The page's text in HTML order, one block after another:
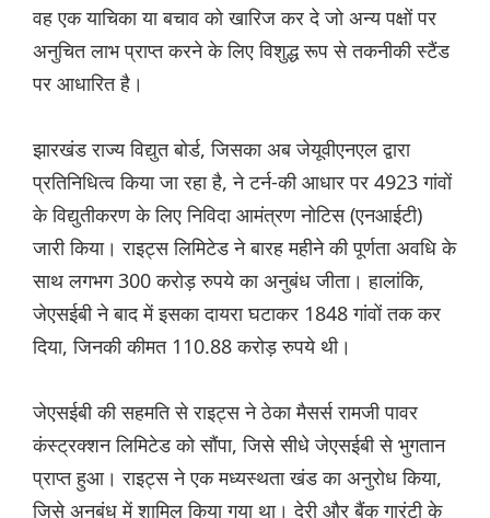
वह एक याचिका या बचाव को खारिज कर दे जो अन्य पक्षों पर
अनुचित लाभ प्राप्त करने के लिए विशुद्ध रूप से तकनीकी स्टैंड
पर आधारित है।
झारखंड राज्य विद्युत बोर्ड, जिसका अब जेयूवीएनएल द्वारा
प्रतिनिधित्व किया जा रहा है, ने टर्न-की आधार पर 4923 गांवों
के विद्युतीकरण के लिए निविदा आमंत्रण नोटिस (एनआईटी)
जारी किया। राइट्स लिमिटेड ने बारह महीने की पूर्णता अवधि के
साथ लगभग 300 करोड़ रुपये का अनुबंध जीता। हालांकि,
जेएसईबी ने बाद में इसका दायरा घटाकर 1848 गांवों तक कर
दिया, जिनकी कीमत 110.88 करोड़ रुपये थी।
जेएसईबी की सहमति से राइट्स ने ठेका मैसर्स रामजी पावर
कंस्ट्रक्शन लिमिटेड को सौंपा, जिसे सीधे जेएसईबी से भुगतान
प्राप्त हुआ। राइट्स ने एक मध्यस्थता खंड का अनुरोध किया,
जिसे अनुबंध में शामिल किया गया था। देरी और बैंक गारंटी के